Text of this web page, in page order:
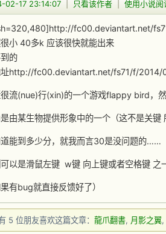
02-17 23:14:07 只看该作者 使用小说阅
fc00.deviantart.net/
小 40多k 应该很快就能出来
的
址http://fc00.deviantart.net/fs71/f/
流(nue)行(xin)的一个游戏flappy bird，
由某生物提供形象中的一个（这不是关键
能到多少分，就我而言30是没问题的……
以是滑鼠左键 w键 向上键或者空格键
果有bug就直接反馈好了）
5 位朋友喜欢这篇文章： 龍爪翻書, 月影之翼,